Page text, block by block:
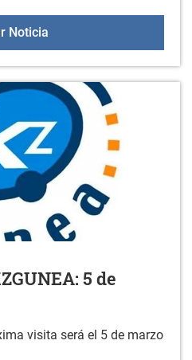
NoticiaNuevos libros en la
5 de
visita será el 5 de marzo